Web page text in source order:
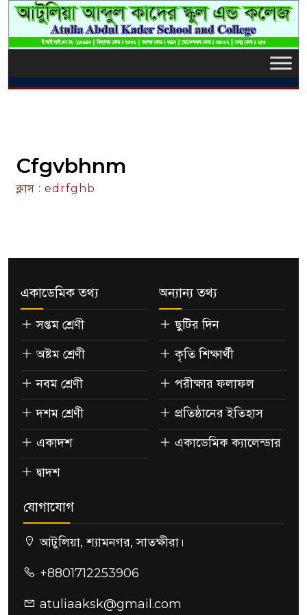
Cfgvbhnm
ক্লাস : edrfghb
একাডেমিক তথ্য
সপ্তম শ্রেণী
অষ্টম শ্রেণী
নবম শ্রেণী
দশম শ্রেণী
একাদশ
দ্বাদশ
অন্যান্য তথ্য
ছুটির দিন
কৃতি শিক্ষার্থী
পরীক্ষার ফলাফল
প্রতিষ্ঠানের ইতিহাস
একাডেমিক ক্যালেন্ডার
যোগাযোগ
আটুলিয়া, শ্যামনগর, সাতক্ষীরা।
+8801712253906
atuliaaksk@gmail.com